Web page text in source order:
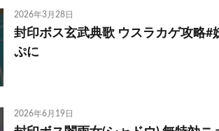
2026年3月28日
封印ボス玄武典歌 ウスラカゲ攻略#
ぷに
2026年6月19日